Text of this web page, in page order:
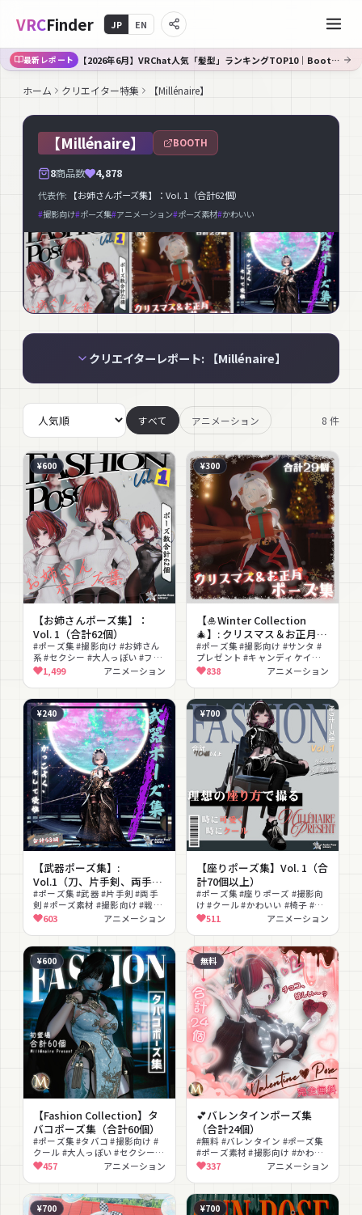
VRCFinder JP EN
最新レポート 【2026年6月】VRChat人気「髪型」ランキングTOP10｜Booth傾向分析
ホーム クリエイター特集 【Millénaire】
【Millénaire】 BOOTH
8商品数 4,878
代表作: 【お姉さんポーズ集】：Vol. 1（合計62個）
#撮影向け#ポーズ集#アニメーション#ポーズ素材#かわいい
クリエイターレポート: 【Millénaire】
すべて アニメーション 8 件
¥600
【お姉さんポーズ集】：
Vol. 1（合計62個）
#ポーズ集 #撮影向け #お姉さん
系 #セクシー #大人っぽい #フェ
ミニン #立ちポーズ #アニメーシ
ョン
1,499 アニメーション
¥300
【🎍Winter Collection
🎄】: クリスマス＆お正月ポ
ーズ集（合計29個）
#ポーズ集 #撮影向け #サンタ #
プレゼント #キャンディケイン #
着物 #ポーズ #アニメーション
838 アニメーション
¥240
【武器ポーズ集】:
Vol.1（刀、片手剣、両手剣
専用）【合計50個以上】
#ポーズ集 #武器 #片手剣 #両手
剣 #ポーズ素材 #撮影向け #戦闘
#かっこいい #和風 #アニメーシ
603 アニメーション
¥700
【座りポーズ集】Vol. 1（合
計70個以上）
#ポーズ集 #座りポーズ #撮影向
け #クール #かわいい #椅子 #フ
ァッション誌風 #汎用 #アニメー
511 アニメーション
¥600
【Fashion Collection】タ
バコポーズ集（合計60個）
#ポーズ集 #タバコ #撮影向け #
クール #大人っぽい #セクシー #
ポーズアニメーション #自撮り
457 アニメーション
無料
💕バレンタインポーズ集
（合計24個）
#無料 #バレンタイン #ポーズ集
#ポーズ素材 #撮影向け #かわい
い #ポーズアニメーション
337 アニメーション
¥700 ¥700